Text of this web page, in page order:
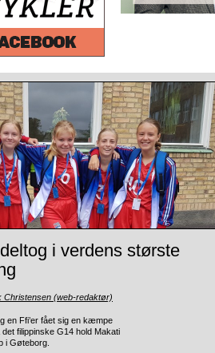
i verdens største
Christensen (web-redaktør)
en Ffi’er fået sig en kæmpe
filippinske G14 hold Makati
i Gøteborg.